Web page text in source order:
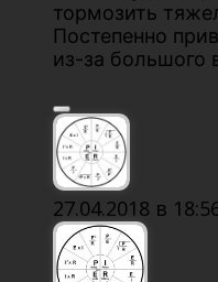
тормозить
Постепенно
из-за большого
27.04.2018 в